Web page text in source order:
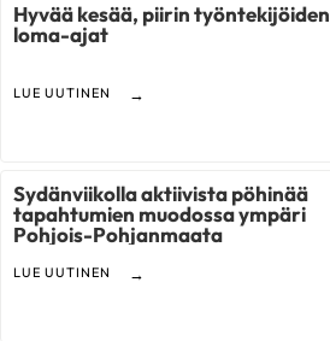
Hyvää kesää, piirin työntekijöiden
loma-ajat
LUE UUTINEN
Sydänviikolla aktiivista pöhinää
tapahtumien muodossa ympäri
Pohjois-Pohjanmaata
LUE UUTINEN